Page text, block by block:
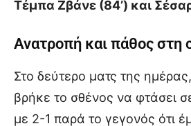
Τέμπα Ζβάνε (84’) και
Ανατροπή και πάθος στη
Στο δεύτερο ματς της
βρήκε το σθένος να φτάσει
με 2-1 παρά το γεγονός ότι